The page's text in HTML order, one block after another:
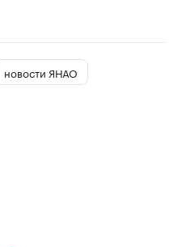
новости ЯНАО